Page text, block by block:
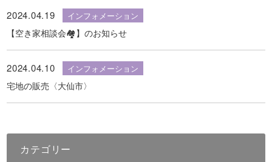
2024.04.19 インフォメーション
【空き家相談会🏘️】のお知らせ
2024.04.10 インフォメーション
宅地の販売〈大仙市〉
カテゴリー